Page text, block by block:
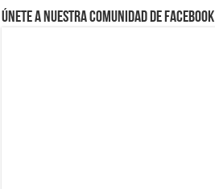
Únete a nuestra comunidad de Facebook